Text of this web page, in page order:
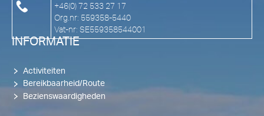
+46(0) 72 533 27 17
Org.nr: 559358-5440
Vat-nr: SE559358544001
INFORMATIE
Activiteiten
Bereikbaarheid/Route
Bezienswaardigheden